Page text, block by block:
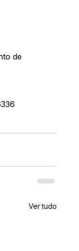
de
Ver tudo